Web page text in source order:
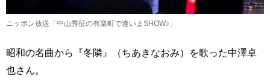
ニッポン放送「中山秀征の有楽町で逢いまSHOW♪」
昭和の名曲から『冬隣』（ちあきなおみ）を歌った中澤卓
也さん。